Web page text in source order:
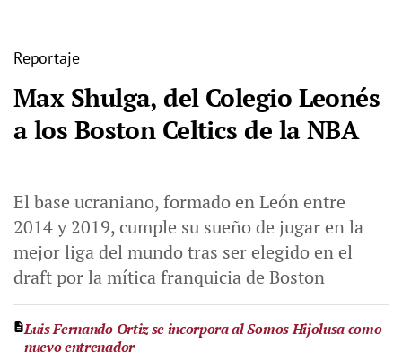
Reportaje
Max Shulga, del Colegio Leonés
a los Boston Celtics de la NBA
El base ucraniano, formado en León entre
2014 y 2019, cumple su sueño de jugar en la
mejor liga del mundo tras ser elegido en el
draft por la mítica franquicia de Boston
Luis Fernando Ortiz se incorpora al Somos Hijolusa como
nuevo entrenador